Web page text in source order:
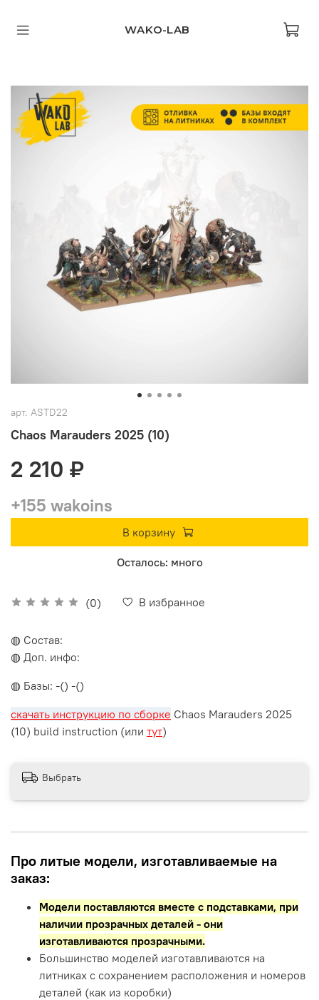
WAKO-LAB
арт. ASTD22
Chaos Marauders 2025 (10)
(0) В избранное
2 210 ₽
+155 wakoins
В корзину
Осталось: много
◍ Состав:
◍ Доп. инфо:
◍ Базы: -() -()
скачать инструкцию по сборке Chaos Marauders 2025
(10) build instruction (или тут)
Выбрать
Про литые модели, изготавливаемые на
заказ:
Модели поставляются вместе с подставками, при
наличии прозрачных деталей - они
изготавливаются прозрачными.
Большинство моделей изготавливаются на
литниках с сохранением расположения и номеров
деталей (как из коробки)